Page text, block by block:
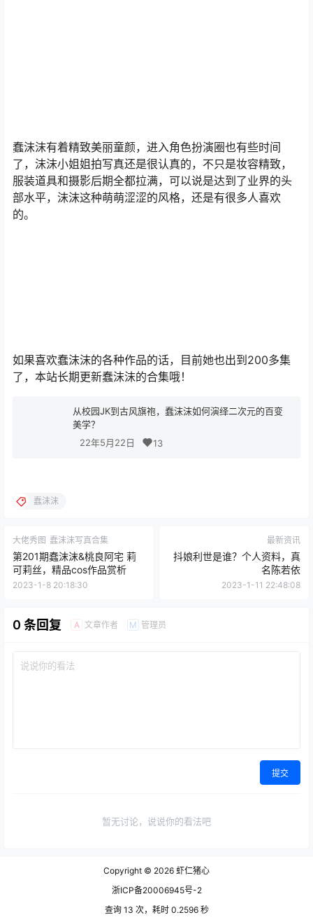
蠢沫沫有着精致美丽童颜，进入角色扮演圈也有些时间
了，沫沫小姐姐拍写真还是很认真的，不只是妆容精致，
服装道具和摄影后期全都拉满，可以说是达到了业界的头
部水平，沫沫这种萌萌涩涩的风格，还是有很多人喜欢
的。
如果喜欢蠢沫沫的各种作品的话，目前她也出到200多集
了，本站长期更新蠢沫沫的合集哦！
从校园JK到古风旗袍，蠢沫沫如何演绎二次元的百变
美学？
22年5月22日
13
蠢沫沫
大佬秀图 蠢沫沫写真合集
第201期蠢沫沫&桃良阿宅 莉
可莉丝，精品cos作品赏析
2023-1-8 20:18:30
最新资讯
抖娘利世是谁？个人资料，真
名陈若依
2023-1-11 22:48:08
0 条回复 A 文章作者 M 管理员
提交
暂无讨论，说说你的看法吧
Copyright © 2026 虾仁猪心
浙ICP备20006945号-2
查询 13 次，耗时 0.2596 秒